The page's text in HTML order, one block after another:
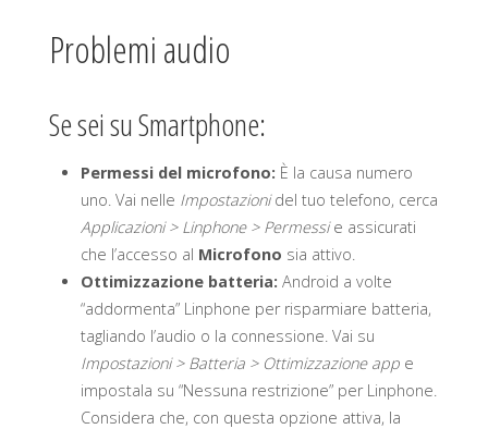
Problemi audio
Se sei su Smartphone:
Permessi del microfono: È la causa numero
uno. Vai nelle Impostazionidel tuo telefono, cerca
Applicazioni > Linphone > Permessie assicurati
che l’accesso al Microfono sia attivo.
Ottimizzazione batteria: Android a volte
“addormenta” Linphone per risparmiare batteria,
tagliando l’audio o la connessione. Vai su
Impostazioni > Batteria > Ottimizzazione appe
impostala su “Nessuna restrizione” per Linphone.
Considera che, con questa opzione attiva, la